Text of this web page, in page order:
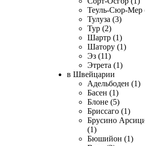
Теуль-Сюр-Мер
Тулуза (3)
Тур (2)
Шартр (1)
Шатору (1)
Эз (11)
Этрета (1)
в Швейцарии
Адельбоден (1)
Басен (1)
Блоне (5)
Бриссаго (1)
Брусино
(1)
Бюшийон (1)